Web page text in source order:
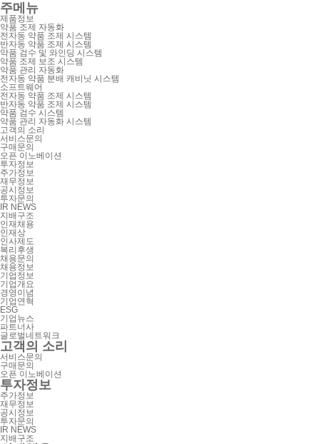
주메뉴
제품정보
약품 조제 자동화
전자동 약품 조제 시스템
반자동 약품 조제 시스템
약품 검수 및 와인딩 시스템
약품 조제 보조 시스템
약품 관리 자동화
전자동 약품 분배 캐비닛 시스템
소프트웨어
전자동 약품 조제 시스템
반자동 약품 조제 시스템
약품 검수 시스템
약품 관리 자동화 시스템
고객의 소리
서비스문의
구매문의
오픈 이노베이션
투자정보
주가정보
재무정보
공시정보
투자문의
IR NEWS
지배구조
인재채용
인재상
인사제도
복리후생
채용문의
채용정보
기업정보
기업개요
경영이념
기업연혁
ESG
기업뉴스
파트너사
글로벌네트워크
고객의 소리
서비스문의
구매문의
오픈 이노베이션
투자정보
주가정보
재무정보
공시정보
투자문의
IR NEWS
지배구조